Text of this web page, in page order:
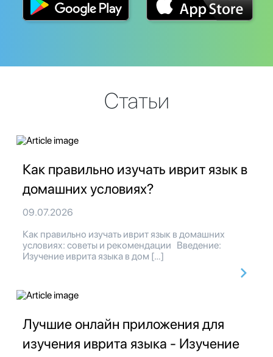
Статьи
Как правильно изучать иврит язык в
домашних условиях?
09.07.2026
Как правильно изучать иврит язык в домашних
условиях: советы и рекомендации Введение:
Изучение иврита языка в дом […]
Лучшие онлайн приложения для
изучения иврита языка - Изучение